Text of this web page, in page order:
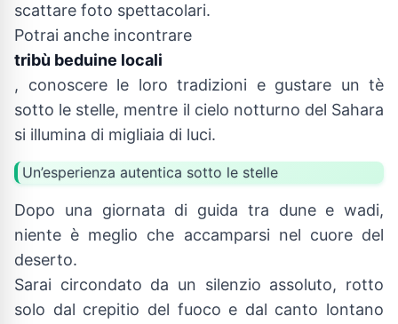
scattare foto spettacolari.
Potrai anche incontrare
tribù beduine locali
, conoscere le loro tradizioni e gustare un tè
sotto le stelle, mentre il cielo notturno del Sahara
si illumina di migliaia di luci.
Un’esperienza autentica sotto le stelle
Dopo una giornata di guida tra dune e wadi,
niente è meglio che accamparsi nel cuore del
deserto.
Sarai circondato da un silenzio assoluto, rotto
solo dal crepitio del fuoco e dal canto lontano